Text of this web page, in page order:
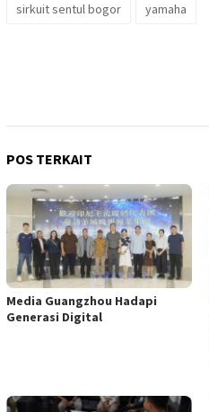
sirkuit sentul bogor yamaha
POS TERKAIT
Media Guangzhou Hadapi
Generasi Digital